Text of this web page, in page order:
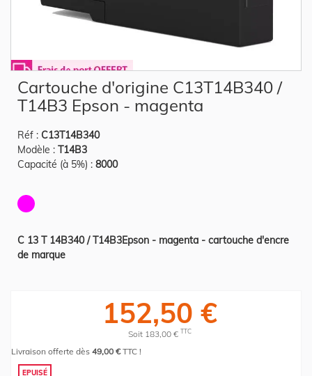
the
beginning
images
gallery
Cartouche d'origine C13T14B340 /
T14B3 Epson - magenta
Réf : C13T14B340
Modèle : T14B3
Capacité (à 5%) : 8000
C 13 T 14B340 / T14B3Epson - magenta - cartouche d'encre
de marque
152,50 €
Soit 183,00 € TTC
Livraison offerte dès 49,00 €TTC !
EPUISÉ